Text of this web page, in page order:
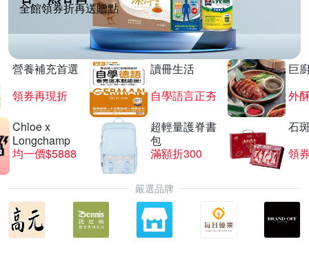
全館領券折再送贈點
營養補充首選
領券再現折
讀冊生活
自學語言正夯
巨
外
Chloe x
Longchamp
均一價$5888
超輕量護脊書
包
滿額折300
石
領
嚴選品牌